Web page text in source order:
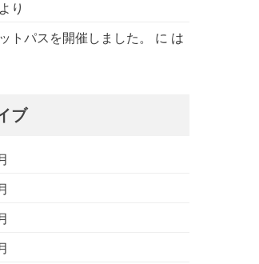
より
トパスを開催しました。 に は
ブ